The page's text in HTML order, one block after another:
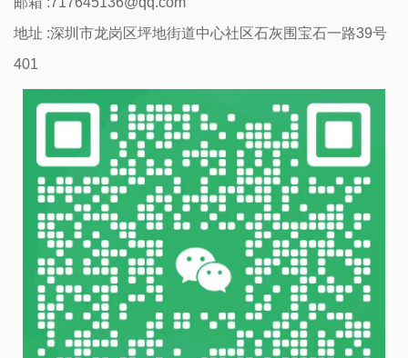
地址 :深圳市龙岗区坪地街道中心社区石灰围宝石一路39号
401